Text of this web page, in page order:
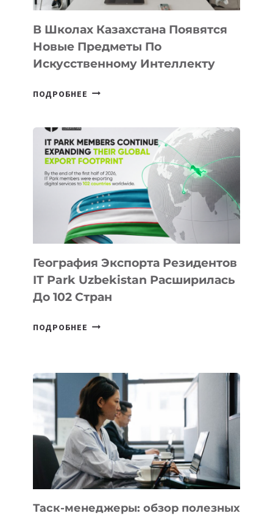
ДЛЯ
ТЕХНОЛОГИЧЕСКИХ
В Школах Казахстана Появятся
Новые Предметы По
Искусственному Интеллекту
ПОДРОБНЕЕ
НОВЫЕ
ПРЕДМЕТЫ
ПО
ИСКУССТВЕННОМУ
ИНТЕЛЛЕКТУ
География Экспорта Резидентов
IT Park Uzbekistan Расширилась
До 102 Стран
ПОДРОБНЕЕ ГЕОГРАФИЯ
PARK
UZBEKISTAN
РАСШИРИЛАСЬ
ДО
102
СТРАН
Таск-менеджеры: обзор полезных